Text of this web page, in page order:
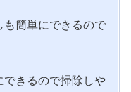
簡単にできるので
きるので掃除しや